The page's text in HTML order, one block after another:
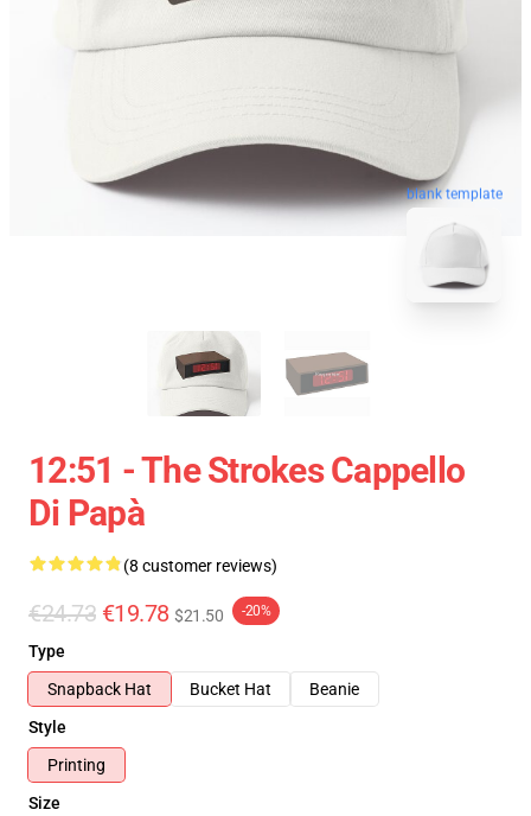
blank template
12:51 - The Strokes Cappello
Di Papà
(8 customer reviews)
€24.73 €19.78 $21.50 -20%
Type
Snapback Hat
Bucket Hat
Beanie
Style
Printing
Size